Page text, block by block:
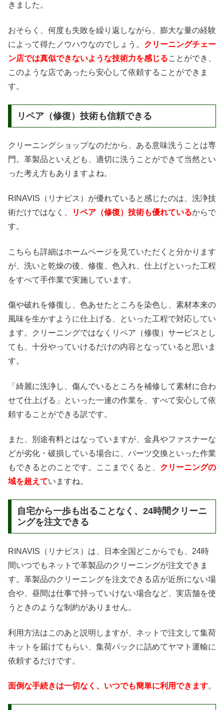
きました。
おそらく、何度も失敗を繰り返しながら、膨大な量の経験
によって得たノウハウなのでしょう。 クリーニングチェー
ン店では真似できないような技術力を感じることができ、
このような店であったら安心して依頼することができま
す。
リペア（修復）技術も信頼できる
クリーニングショップなのだから、ある意味洗うことは専
門。革製品といえども、適切に洗うことができて当然とい
った考え方もありますよね。
RINAVIS（リナビス）が優れていると感じたのは、洗浄技
術だけではなく、
リペア（修復）技術も優れているからで
す。
こちらも詳細はホームページを見ていただくと分かります
が、洗いと乾燥の後、修復、色入れ、仕上げといった工程
をすべて手作業で実施しています。
傷や破れを修復し、色あせたところを染色し、素材本来の
風味を生かすように仕上げる、といった工程で対応してい
ます。クリーニングではなくリペア（修復）サービスとし
ても、十分やっていけるだけの内容となっていると思いま
す。
「綺麗に洗浄し、傷んでいるところを補修して素材に合わ
せて仕上げる」といった一連の作業を、すべて安心して依
頼することができる訳です。
また、別途有料とはなっていますが、金具やファスナーな
どが劣化・破損している場合に、パーツ交換といった作業
もできるとのことです。ここまでくると、 クリーニングの
域を超えていますね。
自宅から一歩も出ることなく、24時間クリーニ
ングを注文できる
RINAVIS（リナビス）は、日本全国どこからでも、24時
間いつでもネットで革製品のクリーニングが注文できま
す。革製品のクリーニングを注文できる店が近所にない場
合や、昼間は仕事で持っていけない場合など、実店舗を使
うときのような制約がありません。
利用方法はこのあと説明しますが、ネットで注文して集荷
キットを届けてもらい、集荷パックに詰めてヤマト運輸に
依頼するだけです。
面倒な手続きは一切なく、いつでも簡単に利用できます。